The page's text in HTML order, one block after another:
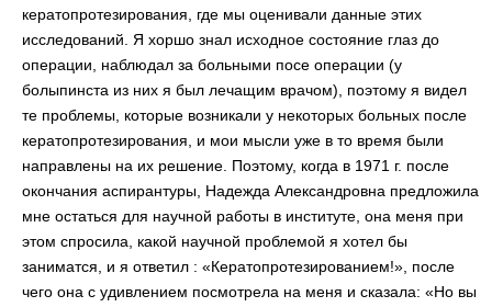
кератопротезирования, где мы оценивали данные этих
исследований. Я хоршо знал исходное состояние глаз до
операции, наблюдал за больными посе операции (у
болыпинста из них я был лечащим врачом), поэтому я видел
те проблемы, которые возникали у некоторых больных после
кератопротезирования, и мои мысли уже в то время были
направлены на их решение. Поэтому, когда в 1971 г. после
окончания аспирантуры, Надежда Александровна предложила
мне остаться для научной работы в институте, она меня при
этом спросила, какой научной проблемой я хотел бы
заниматся, и я ответил : «Кератопротезированием!», после
чего она с удивлением посмотрела на меня и сказала: «Но вы